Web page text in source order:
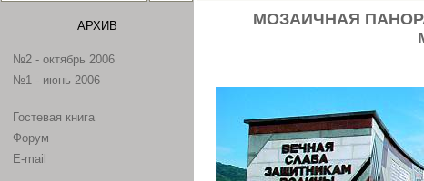
АРХИВ
№2 - октябрь 2006
№1 - июнь 2006
Гостевая книга
Форум
E-mail
МОЗАИЧНАЯ